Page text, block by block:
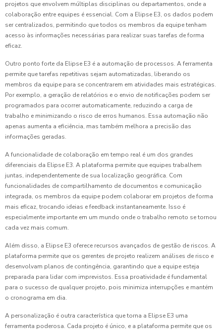
projetos que envolvem múltiplas disciplinas ou departamentos, onde a
colaboração entre equipes é essencial. Com a Elipse E3, os dados podem
ser centralizados, permitindo que todos os membros da equipe tenham
acesso às informações necessárias para realizar suas tarefas de forma
eficaz.
Outro ponto forte da Elipse E3 é a automação de processos. A ferramenta
permite que tarefas repetitivas sejam automatizadas, liberando os
membros da equipe para se concentrarem em atividades mais estratégicas.
Por exemplo, a geração de relatórios e o envio de notificações podem ser
programados para ocorrer automaticamente, reduzindo a carga de
trabalho e minimizando o risco de erros humanos. Essa automação não
apenas aumenta a eficiência, mas também melhora a precisão das
informações geradas.
A funcionalidade de colaboração em tempo real é um dos grandes
diferenciais da Elipse E3. A plataforma permite que equipes trabalhem
juntas, independentemente de sua localização geográfica. Com
funcionalidades de compartilhamento de documentos e comunicação
integrada, os membros da equipe podem colaborar em projetos de forma
mais eficaz, trocando ideias e feedback instantaneamente. Isso é
especialmente importante em um mundo onde o trabalho remoto se tornou
cada vez mais comum.
Além disso, a Elipse E3 oferece recursos avançados de gestão de riscos. A
plataforma permite que os gerentes de projeto realizem análises de risco e
desenvolvam planos de contingência, garantindo que a equipe esteja
preparada para lidar com imprevistos. Essa proatividade é fundamental
para o sucesso de qualquer projeto, pois minimiza interrupções e mantém
o cronograma em dia.
A personalização é outra característica que torna a Elipse E3 uma
ferramenta poderosa. Cada projeto é único, e a plataforma permite que os